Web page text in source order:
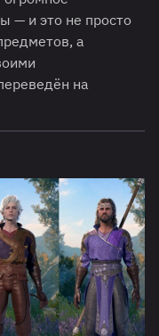
— и это не просто
а
на